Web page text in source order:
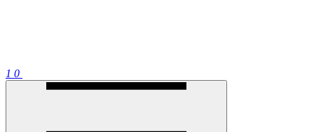
1 0